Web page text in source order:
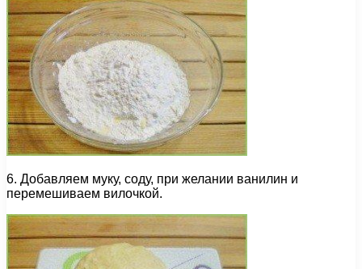
6. Добавляем муку, соду, при желании ванилин и
перемешиваем вилочкой.